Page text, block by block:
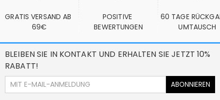
GRATIS VERSAND AB
69€
POSITIVE
BEWERTUNGEN
60 TAGE
UMTAUSCH
BLEIBEN SIE IN KONTAKT UND ERHALTEN SIE JETZT 10%
RABATT!
ABONNIEREN